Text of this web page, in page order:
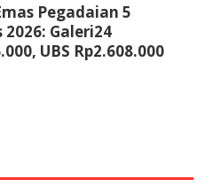
Pegadaian 5
2026: Galeri24
UBS Rp2.608.000